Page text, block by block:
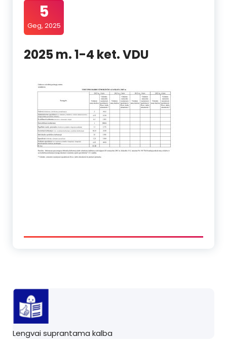
5
Geg, 2025
2025 m. 1-4 ket. VDU
Lengvai suprantama kalba